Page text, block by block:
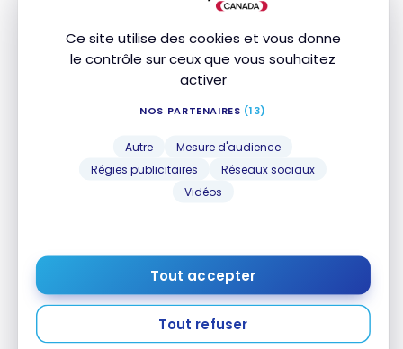
Ce site utilise des cookies et vous donne
le contrôle sur ceux que vous souhaitez
activer
NOS PARTENAIRES (13)
Autre
Mesure d'audience
Régies publicitaires
Réseaux sociaux
Vidéos
Tout accepter
Tout refuser
d’assurance voyage pour vos
vacances professionnelles ?
Il est très important de choisir la bonne police
d’assurance voyage, surtout pour un voyage de
longue durée comme des vacances-travail. S’il est
essentiel de s’adresser à un courtier d’assurance
de parler à quelqu’un :
Avant tout, vous devez vous assurer que votre
assurance voyage couvrira ce que vous
prévoyez de faire pendant votre voyage. De